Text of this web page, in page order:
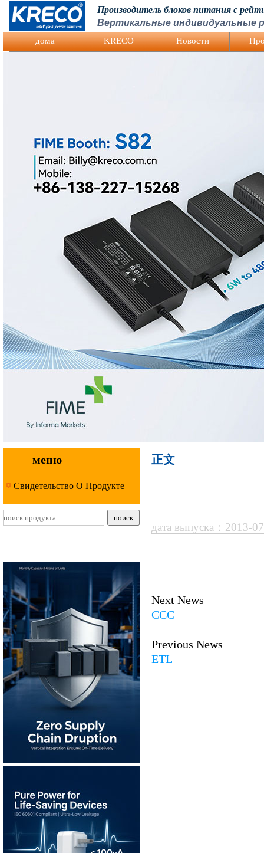
Logo Picture
Производитель блоков питания с
Вертикальные индивидуальные
дома KRECO Hовости
меню
Свидетельство О Продукте
正文
дата выпуска：
Next News
CCC
Previous News
ETL